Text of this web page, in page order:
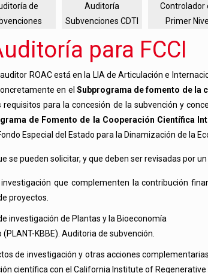
de
Auditoría
Subvenciones CDTI
Controlador
Primer
para FCCI
ROAC está en la LIA de Articulación e
en el Subprograma de fomento de la
para la concesión de la subvención y
de Fomento de la Cooperación Científica
Especial del Estado para la Dinamización de la
se pueden solicitar, y que deben ser revisadas por
que complementen la contribución
proyectos.
investigación de Plantas y la Bioeconomía
KBBE). Auditoria de subvención.
de investigación y otras acciones
científica con el California Institute of Regenerative